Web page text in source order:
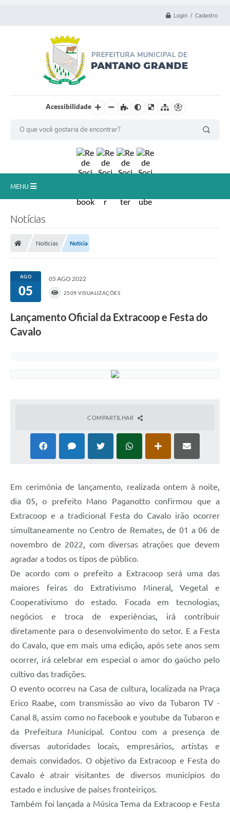
Login / Cadastro
Acessibilidade
MENU
Publicações / Transparência
Secretarias
Expocal, Festa do Cavalo e o Relincho da Canção Nativa
Contratos
Audiências Públicas
Turismo
Contas Públicas
Editais
Telefones Úteis
Agenda
Diário Oficial
Notícias
Notícias Notícia
AGO
05
05 AGO 2022
2509 VISUALIZAÇÕES
Lançamento Oficial da Extracoop e Festa do
Cavalo
COMPARTILHAR
Em cerimônia de lançamento, realizada ontem à noite,
dia 05, o prefeito Mano Paganotto confirmou que a
Extracoop e a tradicional Festa do Cavalo irão ocorrer
simultaneamente no Centro de Remates, de 01 a 06 de
novembro de 2022, com diversas atrações que devem
agradar a todos os tipos de público.
De acordo com o prefeito a Extracoop será uma das
maiores feiras do Extrativismo Mineral, Vegetal e
Cooperativismo do estado. Focada em tecnologias,
negócios e troca de experiências, irá contribuir
diretamente para o desenvolvimento do setor. E a Festa
do Cavalo, que em mais uma edição, após sete anos sem
ocorrer, irá celebrar em especial o amor do gaúcho pelo
cultivo das tradições.
O evento ocorreu na Casa de cultura, localizada na Praça
Erico Raabe, com transmissão ao vivo da Tubaron TV -
Canal 8, assim como no facebook e youtube da Tubaron e
da Prefeitura Municipal. Contou com a presença de
diversas autoridades locais, empresários, artistas e
demais convidados. O objetivo da Extracoop e Festa do
Cavalo é atrair visitantes de diversos municípios do
estado e inclusive de países fronteiriços.
Também foi lançada a Música Tema da Extracoop e Festa